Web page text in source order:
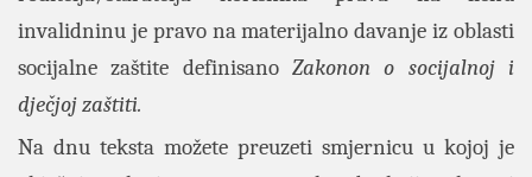
invalidninu je pravo na materijalno davanje iz oblasti
socijalne zaštite definisano Zakonon o socijalnoj i
dječjoj zaštiti.
Na dnu teksta možete preuzeti smjernicu u kojoj je